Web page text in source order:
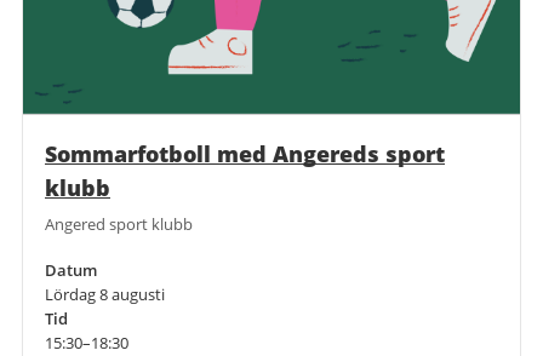
Sommarfotboll med Angereds sport
klubb
Angered sport klubb
Datum
Lördag 8 augusti
Tid
15:30–18:30